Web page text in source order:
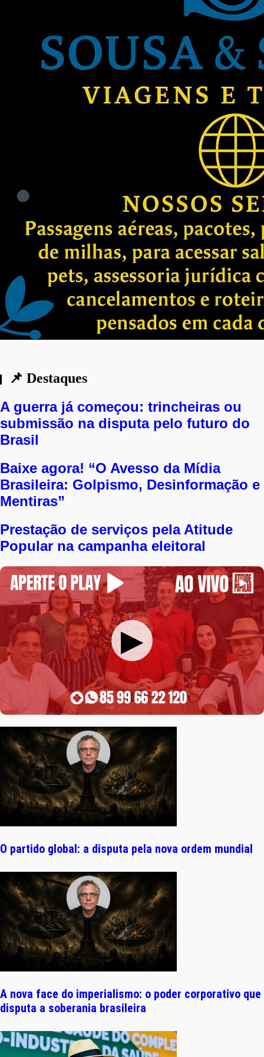
Capitulação fantasiada de realismo
📌 Destaques
A guerra já começou: trincheiras ou
submissão na disputa pelo futuro do
Brasil
Baixe agora! “O Avesso da Mídia
Brasileira: Golpismo, Desinformação e
Mentiras”
Prestação de serviços pela Atitude
Popular na campanha eleitoral
O partido global: a disputa pela nova ordem mundial
A nova face do imperialismo: o poder corporativo que
disputa a soberania brasileira